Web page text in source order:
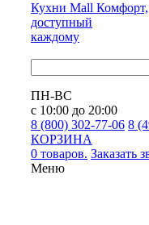
Кухни Mall Комфорт,
доступный
каждому
ПН-ВС
с 10:00 до 20:00
8 (800) 302-77-06 8
КОРЗИНА
0 товаров. Заказать
Меню